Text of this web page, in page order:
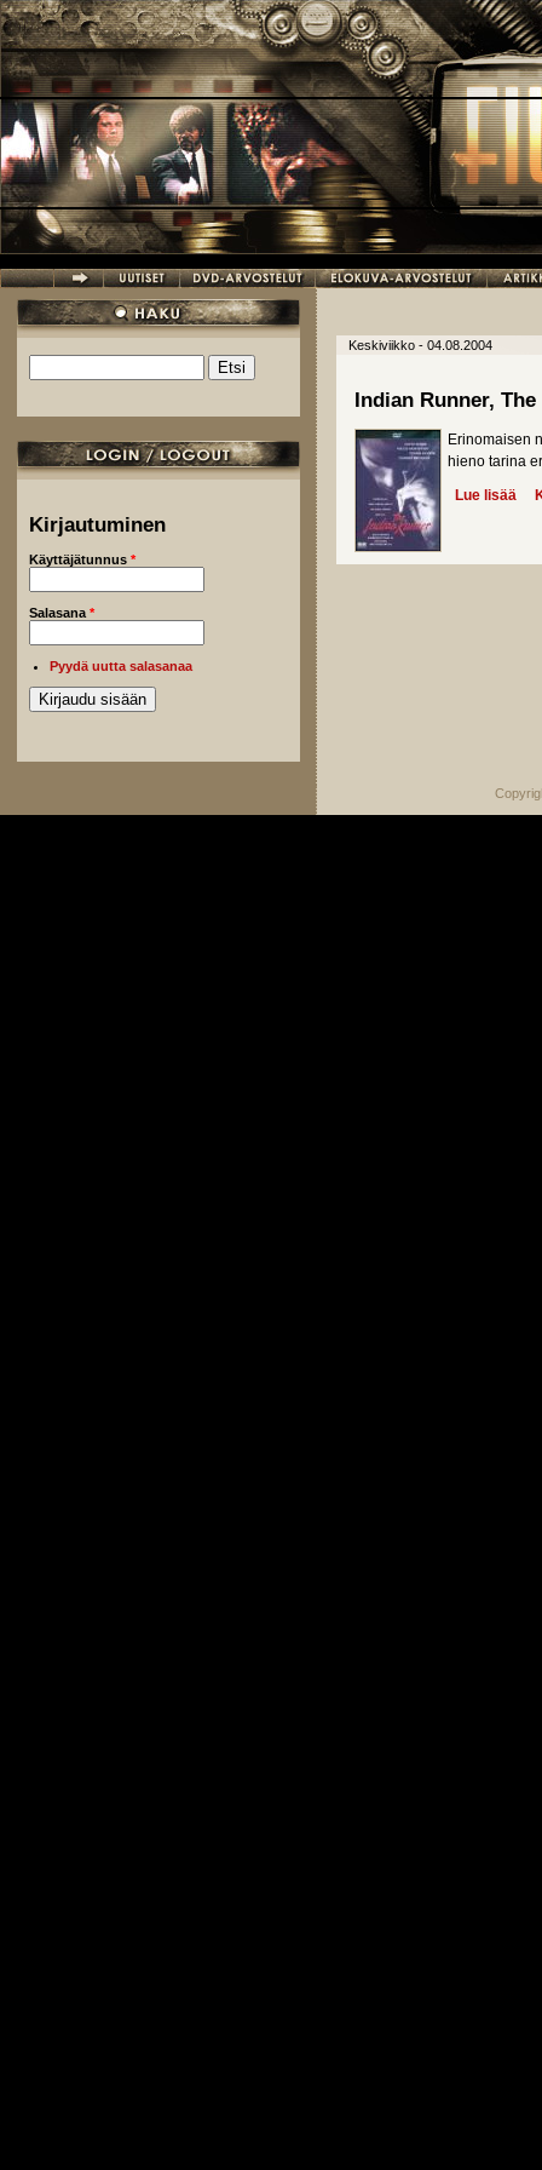
Hyppää pääsisältöön
Hakulomake
Kirjautuminen
Käyttäjätunnus *
Salasana *
Pyydä uutta salasanaa
Keskiviikko - 04.08.2004
Indian Runner, The
Erinomaisen
hieno tarina
Lue lisää